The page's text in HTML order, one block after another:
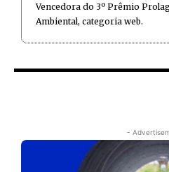
Vencedora do 3º Prêmio
Ambiental, categoria web.
-